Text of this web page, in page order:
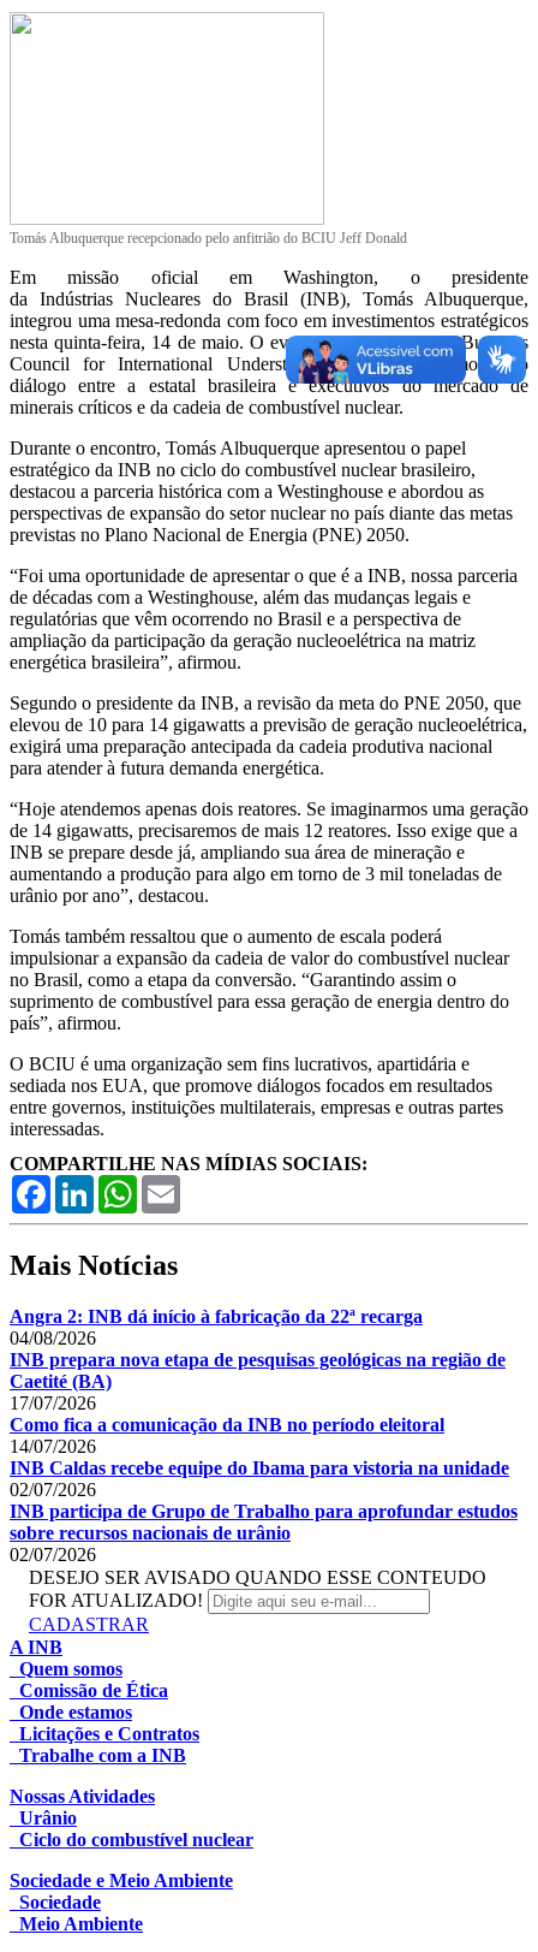
Tomás Albuquerque recepcionado pelo anfitrião do BCIU Jeff Donald
Em missão oficial em Washington, o presidente
da Indústrias Nucleares do Brasil (INB), Tomás Albuquerque,
integrou uma mesa-redonda com foco em investimentos estratégicos
nesta quinta-feira, 14 de maio. O evento, organizado pelo Business
Council for International Understanding (BCIU), promoveu o
diálogo entre a estatal brasileira e executivos do mercado de
minerais críticos e da cadeia de combustível nuclear.
Durante o encontro, Tomás Albuquerque apresentou o papel
estratégico da INB no ciclo do combustível nuclear brasileiro,
destacou a parceria histórica com a Westinghouse e abordou as
perspectivas de expansão do setor nuclear no país diante das metas
previstas no Plano Nacional de Energia (PNE) 2050.
“Foi uma oportunidade de apresentar o que é a INB, nossa parceria
de décadas com a Westinghouse, além das mudanças legais e
regulatórias que vêm ocorrendo no Brasil e a perspectiva de
ampliação da participação da geração nucleoelétrica na matriz
energética brasileira”, afirmou.
Segundo o presidente da INB, a revisão da meta do PNE 2050, que
elevou de 10 para 14 gigawatts a previsão de geração nucleoelétrica,
exigirá uma preparação antecipada da cadeia produtiva nacional
para atender à futura demanda energética.
“Hoje atendemos apenas dois reatores. Se imaginarmos uma geração
de 14 gigawatts, precisaremos de mais 12 reatores. Isso exige que a
INB se prepare desde já, ampliando sua área de mineração e
aumentando a produção para algo em torno de 3 mil toneladas de
urânio por ano”, destacou.
Tomás também ressaltou que o aumento de escala poderá
impulsionar a expansão da cadeia de valor do combustível nuclear
no Brasil, como a etapa da conversão. “Garantindo assim o
suprimento de combustível para essa geração de energia dentro do
país”, afirmou.
O BCIU é uma organização sem fins lucrativos, apartidária e
sediada nos EUA, que promove diálogos focados em resultados
entre governos, instituições multilaterais, empresas e outras partes
interessadas.
COMPARTILHE NAS MÍDIAS SOCIAIS:
FacebookLinkedInWhatsApp
Mais Notícias
Angra 2: INB dá início à fabricação da 22ª recarga
04/08/2026
INB prepara nova etapa de pesquisas geológicas na região de
Caetité (BA)
17/07/2026
Como fica a comunicação da INB no período eleitoral
14/07/2026
INB Caldas recebe equipe do Ibama para vistoria na unidade
02/07/2026
INB participa de Grupo de Trabalho para aprofundar estudos
sobre recursos nacionais de urânio
02/07/2026
DESEJO SER AVISADO QUANDO ESSE CONTEUDO
FOR ATUALIZADO!
CADASTRAR
A INB
Quem somos
Comissão de Ética
Onde estamos
Licitações e Contratos
Trabalhe com a INB
Nossas Atividades
Urânio
Ciclo do combustível nuclear
Sociedade e Meio Ambiente
Sociedade
Meio Ambiente